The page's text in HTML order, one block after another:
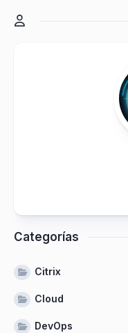
Categorías
Citrix
Cloud
DevOps